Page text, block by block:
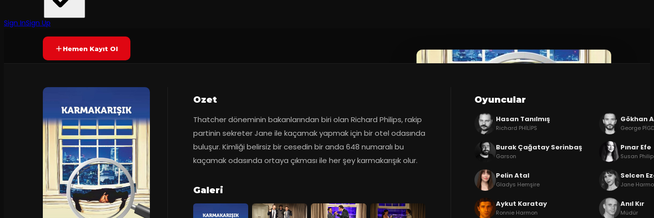
Sign InSign UpYAKINDA Yetersiz oy
Hemen Kayıt Ol
Ozet
Thatcher döneminin bakanlarından biri olan Richard Philips, rakip
partinin sekreter Jane ile kaçamak yapmak için bir otel odasında
buluşur. Kimliği belirsiz bir cesedin bir anda 648 numaralı bu
kaçamak odasında ortaya çıkması ile her şey karmakarışık olur.
Galeri
Oyuncular
Hasan Tanılmış
Richard PHİLİPS
Gökhan
George
Burak Çağatay Serinbaş
Garson
Pınar Efe
Susan
Pelin Atal
Gladys Hemşire
Selcen
Jane
Aykut Karatay
Ronnie Harmon
Anıl Kır
Müdür